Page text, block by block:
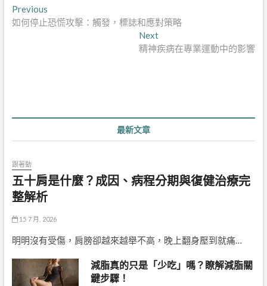
文
章
PreviousPrevious
post:
如何停止恐慌攻擊：觸發，標誌和應對策略
NextNext
post:
精神疾病在專業運動中的影響
最新文章
跟著動
五十肩是什麼？成因、病程分期與復健治療完
整解析
15 7 月, 2026
明明沒有受傷，肩膀卻越來越舉不高，晚上翻身壓到就痛…
減脂真的只是「少吃」嗎？瞭解減脂關
鍵步驟！